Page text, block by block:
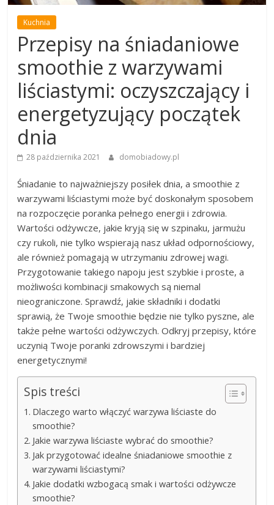
Kuchnia
Przepisy na śniadaniowe
smoothie z warzywami
liściastymi: oczyszczający i
energetyzujący początek
dnia
28 października 2021 domobiadowy.pl
Śniadanie to najważniejszy posiłek dnia, a smoothie z
warzywami liściastymi może być doskonałym sposobem
na rozpoczęcie poranka pełnego energii i zdrowia.
Wartości odżywcze, jakie kryją się w szpinaku, jarmużu
czy rukoli, nie tylko wspierają nasz układ odpornościowy,
ale również pomagają w utrzymaniu zdrowej wagi.
Przygotowanie takiego napoju jest szybkie i proste, a
możliwości kombinacji smakowych są niemal
nieograniczone. Sprawdź, jakie składniki i dodatki
sprawią, że Twoje smoothie będzie nie tylko pyszne, ale
także pełne wartości odżywczych. Odkryj przepisy, które
uczynią Twoje poranki zdrowszymi i bardziej
energetycznymi!
Spis treści
Dlaczego warto włączyć warzywa liściaste do
smoothie?
Jakie warzywa liściaste wybrać do smoothie?
Jak przygotować idealne śniadaniowe smoothie z
warzywami liściastymi?
Jakie dodatki wzbogacą smak i wartości odżywcze
smoothie?